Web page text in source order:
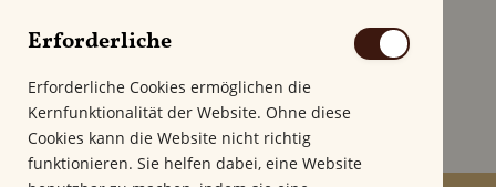
Erforderliche
Erforderliche Cookies ermöglichen die
Kernfunktionalität der Website. Ohne diese
Cookies kann die Website nicht richtig
funktionieren. Sie helfen dabei, eine Website